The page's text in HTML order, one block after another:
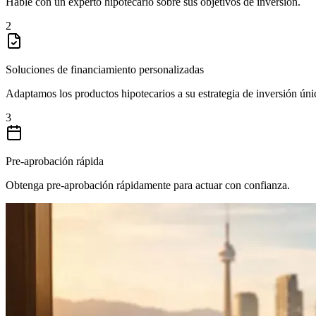
2
Soluciones de financiamiento personalizadas
Adaptamos los productos hipotecarios a su estrategia de inversión
3
Pre-aprobación rápida
Obtenga pre-aprobación rápidamente para actuar con confianza.